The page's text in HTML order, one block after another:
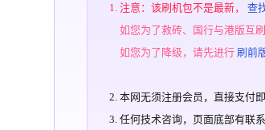
注意：该刷机包不是最新，查
如您为了救砖、国行与港版互
如您为了降级，请先进行 刷前
本网无须注册会员，直接支付
任何技术咨询，页面底部有联